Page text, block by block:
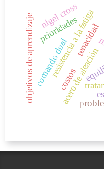
acero de aleación
tenacidad
resistencia a la fatiga
prioridades
objetivos de aprendizajecomando dual
nigel cross
costos